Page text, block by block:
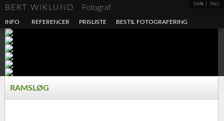
DAN ENG
BERT WIKLUND Fotograf
INFO REFERENCER PRISLISTE BESTIL FOTOGRAFERING
RAMSLØG